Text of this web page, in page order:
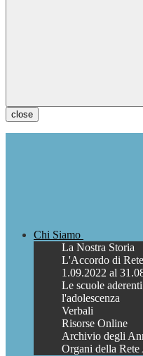
close
Chi Siamo
La Nostra Storia
L'Accordo di
1.09.2022 al
Le scuole
l'adolescenza
Verbali
Risorse Online
Archivio degli
Organi della Rete